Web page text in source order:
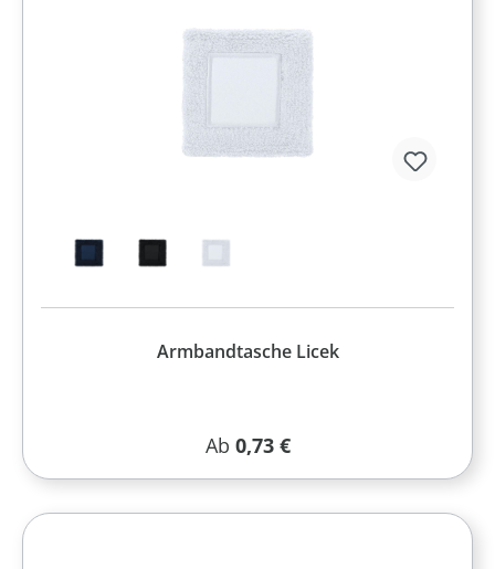
Armbandtasche Licek
Regulärer Preis:
Ab 0,73 €